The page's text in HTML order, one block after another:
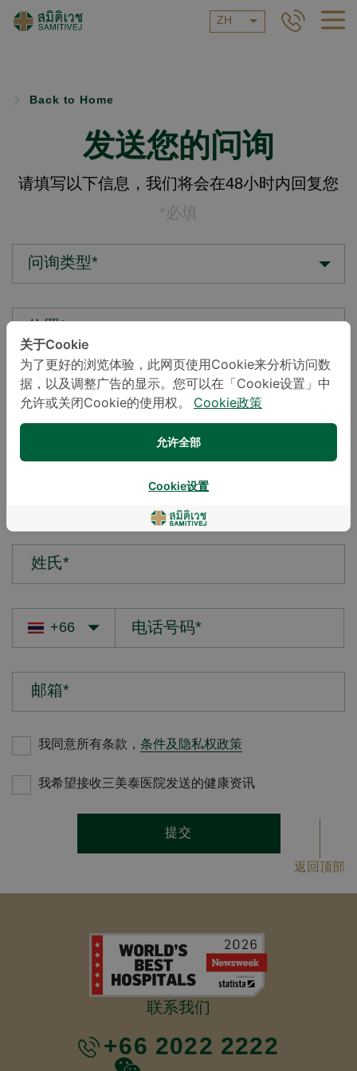
ZH
Back to Home
发送您的问询
请填写以下信息，我们将会在48小时内回复您
*必填
问询类型*
您的疑问*
姓氏*
邮箱*
我同意所有条款， 条件及隐私权政策
我希望接收三美泰医院发送的健康资讯
提交
返回顶部
联系我们
+66 2022 2222
关于Cookie
为了更好的浏览体验，此网页使用Cookie来分析访问数
据，以及调整广告的显示。您可以在「Cookie设置」中
允许或关闭Cookie的使用权。
Cookie政策
允许全部
Cookie设置